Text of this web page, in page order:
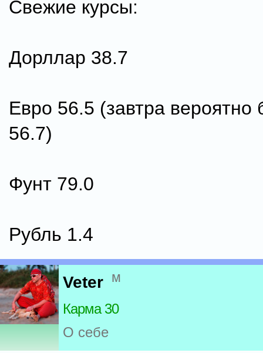
Свежие курсы:
Дорллар 38.7
Евро 56.5 (завтра вероятно
56.7)
Фунт 79.0
Рубль 1.4
Veter м
Карма 30
О себе